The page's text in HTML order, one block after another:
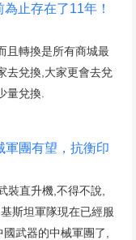
止存在了11年！
且轉換是所有商城最
去兌換,大家更會去兌
量兌換.
軍團有望，抗衡印
裝直升機,不得不說,
斯坦軍隊現在已經服
武器的中械軍團了,